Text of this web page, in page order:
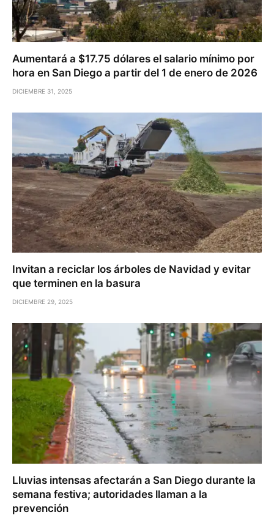
Aumentará a $17.75 dólares el salario mínimo por
hora en San Diego a partir del 1 de enero de 2026
DICIEMBRE 31, 2025
Invitan a reciclar los árboles de Navidad y evitar
que terminen en la basura
DICIEMBRE 29, 2025
Lluvias intensas afectarán a San Diego durante la
semana festiva; autoridades llaman a la
prevención